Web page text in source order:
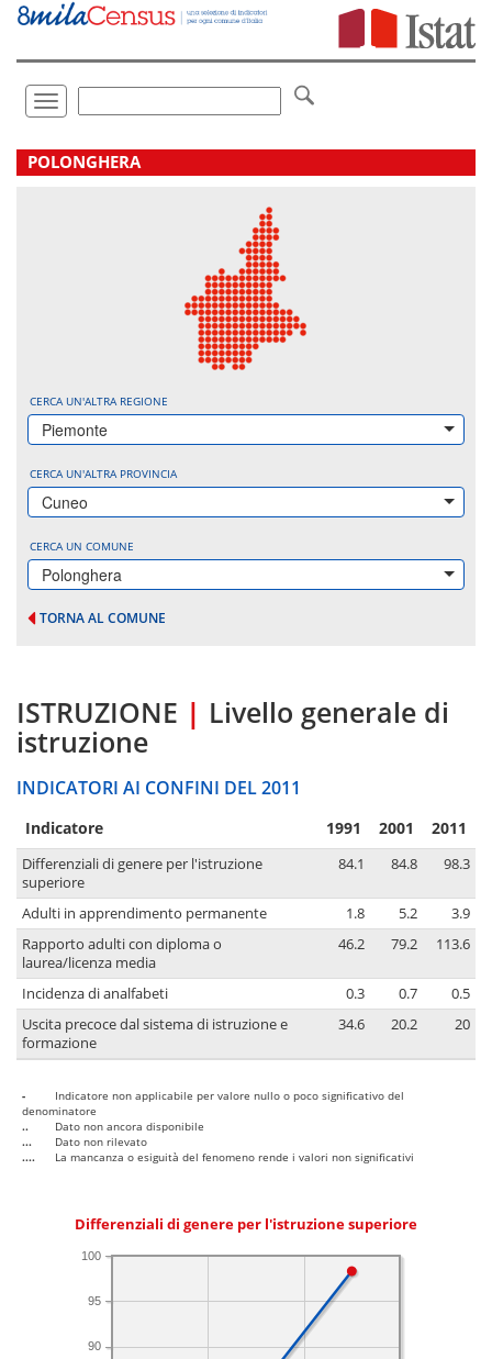
Vai
direttamente
Toggle
navigation
.
POLONGHERA
CERCA UN'ALTRA REGIONE
Piemonte
CERCA UN'ALTRA PROVINCIA
Cuneo
CERCA UN COMUNE
Polonghera
TORNA AL COMUNE
ISTRUZIONE | Livello generale di
istruzione
INDICATORI AI CONFINI DEL 2011
Indicatore 1991 2001 2011
Differenziali di genere per l'istruzione
superiore
84.1 84.8 98.3
Adulti in apprendimento permanente 1.8 5.2
3.9
Rapporto adulti con diploma o
laurea/licenza media
46.2 79.2 113.6
Incidenza di analfabeti 0.3 0.7
0.5
Uscita precoce dal sistema di istruzione e
formazione
34.6 20.2 20
-
Indicatore non applicabile per valore nullo o poco significativo del
denominatore
..
Dato non ancora disponibile
...
Dato non rilevato
....
La mancanza o esiguità del fenomeno rende i valori non significativi
Differenziali di genere per l'istruzione superiore
90
95
100